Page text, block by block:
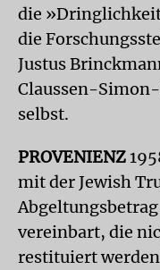
die
die
Justus
Claussen-
selbst.
PROVENIENZ
mit der Jewish
vereinbart, die
restituiert